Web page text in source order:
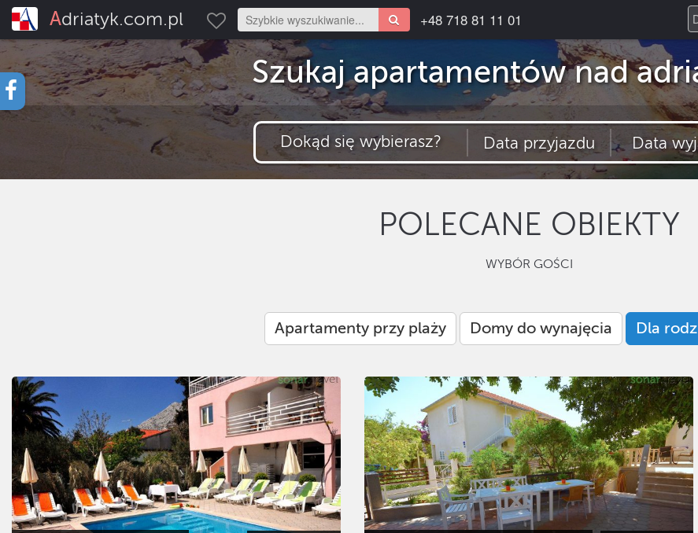
Adriatyk.com.pl +48 718 81 11 01
Szukaj apartamentów nad
POLECANE OBIEKTY
WYBÓR GOŚCI
Apartamenty przy plaży Domy do wynajęcia Dla